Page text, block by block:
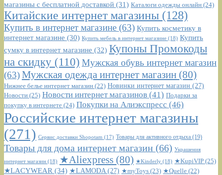
магазины с бесплатной доставкой (31) Каталоги одежды онлайн (24)
Китайские интернет магазины (128)
Купить в интернет магазине (63) Купить косметику в
интернет магазине (30) Купить мебель в интернет магазине (18) Купить
сумку в интернет магазине (32) Купоны Промокоды
на скидку (110) Мужская обувь интернет магазин
(63)Мужская одежда интернет магазин (80)
Нижнее белье интернет магазин (22) Новинки интернет магазин (27)
Новости (25) Новости интернет магазинов (41) Подарки за
покупку в интернете (24) Покупки на Алиэкспресс (46)
Российские интернет магазины
(271) Сервис доставки Shopotam (17) Товары для активного отдыха (19)
Товары для дома интернет магазин (66) Украшения
интернет магазин (18) ★Aliexpress (80) ★Kinderly (18) ★KupiVIP (25)
★LACYWEAR (34) ★LAMODA(27) ★myToys (23) ★Quelle (22)